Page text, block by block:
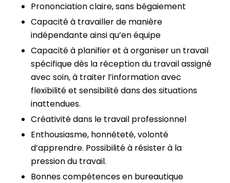
Prononciation claire, sans bégaiement
Capacité à travailler de manière
indépendante ainsi qu’en équipe
Capacité à planifier et à organiser un travail
spécifique dès la réception du travail assigné
avec soin, à traiter l’information avec
flexibilité et sensibilité dans des situations
inattendues.
Créativité dans le travail professionnel
Enthousiasme, honnêteté, volonté
d’apprendre. Possibilité à résister à la
pression du travail.
Bonnes compétences en bureautique